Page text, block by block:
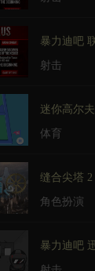
射击
迷你高尔夫
体育
缝合尖塔 2
角色扮演